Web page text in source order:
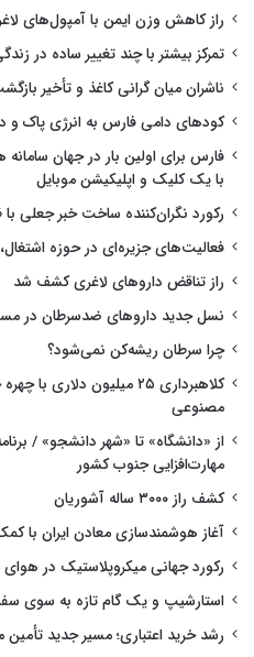
راز کاهش وزن ایمن با آمپول‌های
تمرکز بیشتر با چند تغییر ساده در
ناشران میان گرانی کاغذ و تأخیر
کودهای دامی فارس به انرژی پاک و
فارس برای اولین بار در جهان
با یک کلیک و اپلیکیشن موبایل
رکورد نگران‌کننده ساخت خبر
فعالیت‌های جزیره‌ای در حوزه
راز تناقض داروهای لاغری کشف شد
نسل جدید داروهای ضدسرطان در
چرا سرطان ریشه‌کن نمی‌شود؟
کلاهبرداری ۲۵ میلیون
مصنوعی
از «دانشگاه» تا «شهر دانشجو» /
مهارت‌افزایی جنوب کشور
کشف راز ۳۰۰۰ ساله آشوریان
آغاز هوشمندسازی معادن ایران با
رکورد جهانی میکروپلاستیک در
استارشیپ و یک گام تازه به سوی
رشد خرید اعتباری؛ مسیر جدید تأمین